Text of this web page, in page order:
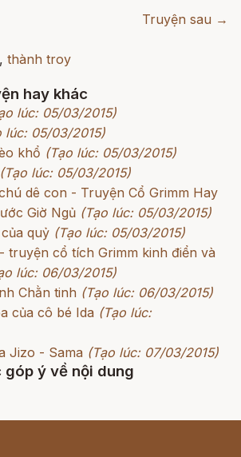
Truyện sau →
, thành troy
hay khác
lúc: 05/03/2015)
lúc: 05/03/2015)
khổ (Tạo lúc: 05/03/2015)
(Tạo lúc: 05/03/2015)
dê con - Truyện Cổ Grimm Hay
Giờ Ngủ (Tạo lúc: 05/03/2015)
quỷ (Tạo lúc: 05/03/2015)
truyện cổ tích Grimm kinh điển và
lúc: 06/03/2015)
Chằn tinh (Tạo lúc: 06/03/2015)
của cô bé Ida (Tạo lúc:
Jizo - Sama (Tạo lúc: 07/03/2015)
góp ý về nội dung